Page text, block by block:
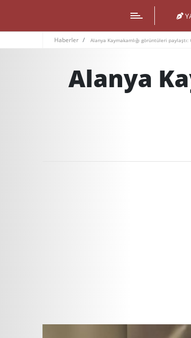
Haberler Alanya Kaymakamlığı görüntüleri paylaştı:
Alanya